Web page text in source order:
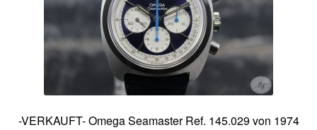
-VERKAUFT- Omega Seamaster Ref. 145.029 von 1974